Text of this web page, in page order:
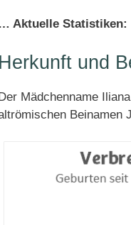
Aktuelle Statistiken:
Herkunft und
Mädchenname
Beinamen